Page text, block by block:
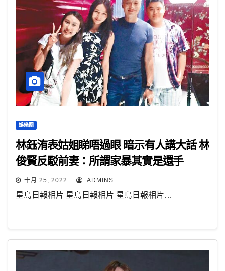
娛樂圈
林鈺洧表姑姐睇唔過眼 暗示有人講大話 林
俊賢反駁前妻：所謂家暴其實是還手
十月 25, 2022 ADMINS
星島日報相片 星島日報相片 星島日報相片…